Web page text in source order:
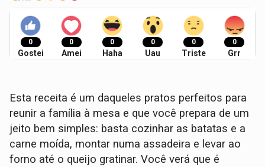
0
Gostei
0
Amei
0
Haha
0
Uau
0
Triste
0
Grr
Esta receita é um daqueles pratos perfeitos para
reunir a família à mesa e que você prepara de um
jeito bem simples: basta cozinhar as batatas e a
carne moída, montar numa assadeira e levar ao
forno até o queijo gratinar. Você verá que é